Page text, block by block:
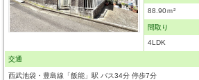
88.90ｍ²
間取り
4LDK
交通
西武池袋・豊島線「飯能」駅 バス34分 停歩7分